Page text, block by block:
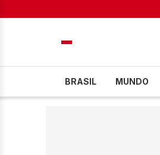
BRASIL MUNDO